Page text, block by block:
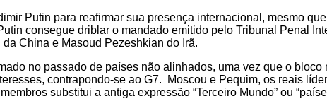
Putin para reafirmar sua presença internacional, mesmo
consegue driblar o mandado emitido pelo Tribunal Penal
China e Masoud Pezeshkian do Irã.
no passado de países não alinhados, uma vez que o
contrapondo-se ao G7. Moscou e Pequim, os reais
substitui a antiga expressão “Terceiro Mundo” ou